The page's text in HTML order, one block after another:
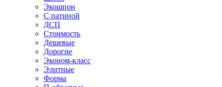
Экошпон
С патиной
ДСП
Стоимость
Дешевые
Дорогие
Эконом-класс
Элитные
Форма